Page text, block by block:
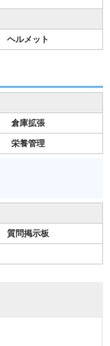
ヘルメット
倉庫拡張
栄養管理
質問掲示板